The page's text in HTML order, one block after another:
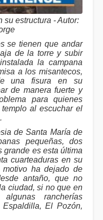
su estructura - Autor:
se tienen que andar
de la torre y subir
la campana
a los misantecos,
una fisura en su
de manera fuerte y
para quienes
al escuchar el
de Santa María de
pequeñas, dos
grande es esta última
cuarteaduras en su
ha dejado de
antaño, que no
ciudad, si no que en
rancherías
El Pozón,